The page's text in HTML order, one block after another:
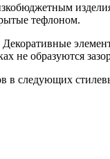
тефлоном.
не образуются
в следующих